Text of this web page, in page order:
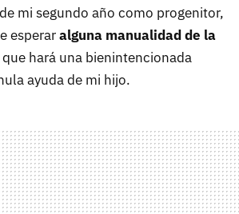
mi segundo año como progenitor,
esperaralguna manualidad de la
que hará una bienintencionada
ayuda de mi hijo.